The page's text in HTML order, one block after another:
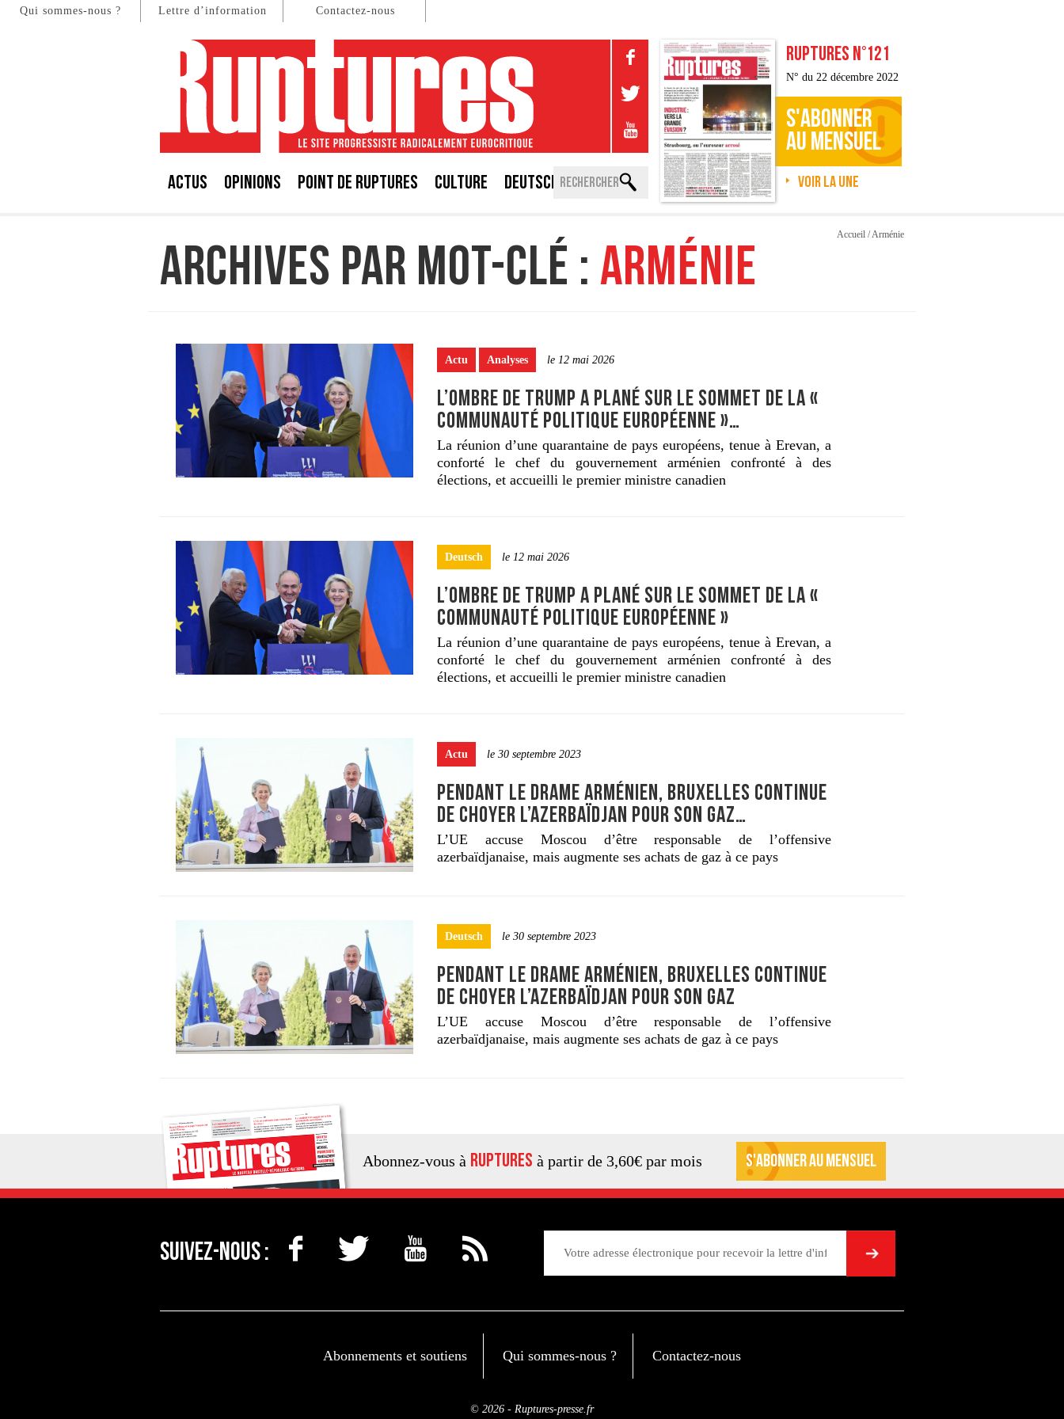
Qui sommes-nous ? Lettre d’information Contactez-nous
ACTUS OPINIONS POINT DE RUPTURES CULTURE DEUTSCH
RUPTURES N°121
N° du 22 décembre 2022
S'ABONNER
AU MENSUEL
Voir la une
ARCHIVES PAR MOT-CLÉ :ARMÉNIE Accueil /Arménie
Actu Analyses le 12 mai 2026
L’OMBRE DE TRUMP A PLANÉ SUR LE SOMMET DE LA «
COMMUNAUTÉ POLITIQUE EUROPÉENNE »…
La réunion d’une quarantaine de pays européens, tenue à Erevan, a
conforté le chef du gouvernement arménien confronté à des
élections, et accueilli le premier ministre canadien
Deutsch le 12 mai 2026
L’OMBRE DE TRUMP A PLANÉ SUR LE SOMMET DE LA «
COMMUNAUTÉ POLITIQUE EUROPÉENNE »
La réunion d’une quarantaine de pays européens, tenue à Erevan, a
conforté le chef du gouvernement arménien confronté à des
élections, et accueilli le premier ministre canadien
Actu le 30 septembre 2023
PENDANT LE DRAME ARMÉNIEN, BRUXELLES CONTINUE
DE CHOYER L’AZERBAÏDJAN POUR SON GAZ…
L’UE accuse Moscou d’être responsable de l’offensive
azerbaïdjanaise, mais augmente ses achats de gaz à ce pays
Deutsch le 30 septembre 2023
PENDANT LE DRAME ARMÉNIEN, BRUXELLES CONTINUE
DE CHOYER L’AZERBAÏDJAN POUR SON GAZ
L’UE accuse Moscou d’être responsable de l’offensive
azerbaïdjanaise, mais augmente ses achats de gaz à ce pays
Abonnez-vous à ruptures à partir de 3,60€ par mois S'abonner au mensuel
Suivez-nous :
Abonnements et soutiens Qui sommes-nous ? Contactez-nous
© 2026 - Ruptures-presse.fr